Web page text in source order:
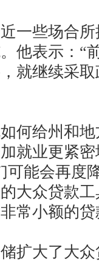
些场合所
他表示：“
就继续采
给州和地
就业更紧
可能会再度
大众贷款
常小额的
大了大众